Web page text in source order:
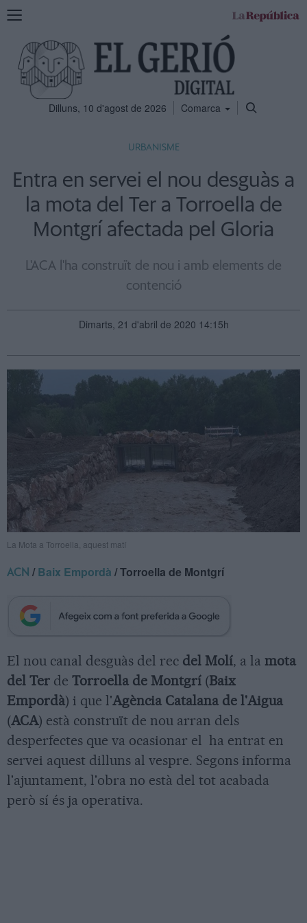
Mostra
navegació
Dilluns, 10 d'agost de 2026 Comarca
URBANISME
Entra en servei el nou desguàs a
la mota del Ter a Torroella de
Montgrí afectada pel Gloria
L'ACA l'ha construït de nou i amb elements de
contenció
Dimarts, 21 d'abril de 2020 14:15h
La Mota a Torroella, aquest matí
ACN /Baix Empordà / Torroella de Montgrí
El nou canal desguàs del rec del Molí, a la mota
del Ter de Torroella de Montgrí (Baix
Empordà) i que l'Agència Catalana de l'Aigua
(ACA) està construït de nou arran dels
desperfectes que va ocasionar el ha entrat en
servei aquest dilluns al vespre. Segons informa
l'ajuntament, l'obra no està del tot acabada
però sí és ja operativa.